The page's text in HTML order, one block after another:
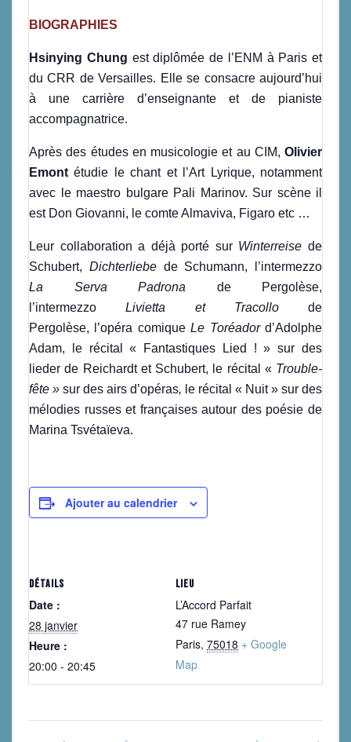
BIOGRAPHIES
Hsinying Chung est diplômée de l’ENM à Paris et
du CRR de Versailles. Elle se consacre aujourd’hui
à une carrière d’enseignante et de pianiste
accompagnatrice.
Après des études en musicologie et au CIM, Olivier
Emont étudie le chant et l’Art Lyrique, notamment
avec le maestro bulgare Pali Marinov. Sur scène il
est Don Giovanni, le comte Almaviva, Figaro etc …
Leur collaboration a déjà porté sur Winterreisede
Schubert, Dichterliebede Schumann, l’intermezzo
La Serva Padrona de Pergolèse,
l’intermezzoLivietta et Tracollode
Pergolèse, l’opéra comiqueLe Toréadord’Adolphe
Adam, le récital « Fantastiques Lied ! » sur des
lieder de Reichardt et Schubert, le récital « Trouble-
fête » sur des airs d’opéras, le récital « Nuit » sur des
mélodies russes et françaises autour des poésie de
Marina Tsvétaïeva.
Ajouter au calendrier
DÉTAILS
Date :
28 janvier
Heure :
20:00 - 20:45
LIEU
L’Accord Parfait
47 rue Ramey
Paris, 75018 + Google
Map